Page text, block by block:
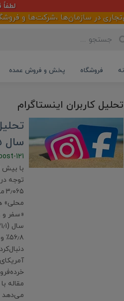
سازمان‌ها ،شرکت‌ها و
فروشگاه پخش و فروش عمده
تحلیل کاربران اینستاگرام
سال ۲۰۲۵
121
توجه
می‌دهد